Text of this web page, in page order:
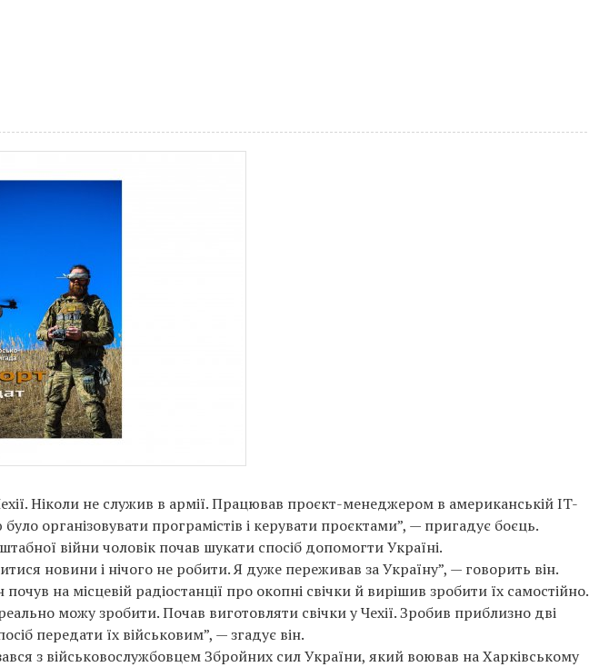
Ніколи не служив в армії. Працював проєкт-менеджером в американській IT-
організовувати програмістів і керувати проєктами”, — пригадує боєць.
війни чоловік почав шукати спосіб допомогти Україні.
новини і нічого не робити. Я дуже переживав за Україну”, — говорить він.
на місцевій радіостанції про окопні свічки й вирішив зробити їх самостійно.
можу зробити. Почав виготовляти свічки у Чехії. Зробив приблизно дві
передати їх військовим”, — згадує він.
з військовослужбовцем Збройних сил України, який воював на Харківському